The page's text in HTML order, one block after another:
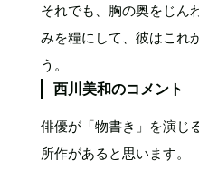
それでも、胸の奥をじん
みを糧にして、彼はこれ
う。
西川美和のコメント
俳優が「物書き」を演じ
所作があると思います。